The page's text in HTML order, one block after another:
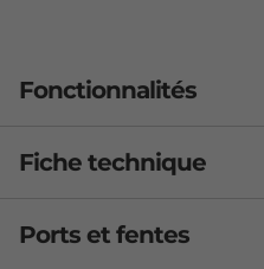
Fonctionnalités
Four Ways to Use
whether you’re lying
Fiche technique
Ports et fentes